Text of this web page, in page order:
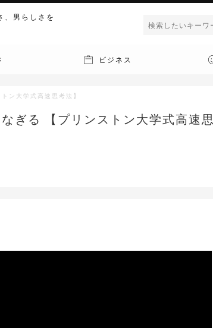
、男らしさを
ビジネス
ン大学式高速思考法】
ぎる 【プリンストン大学式高速思